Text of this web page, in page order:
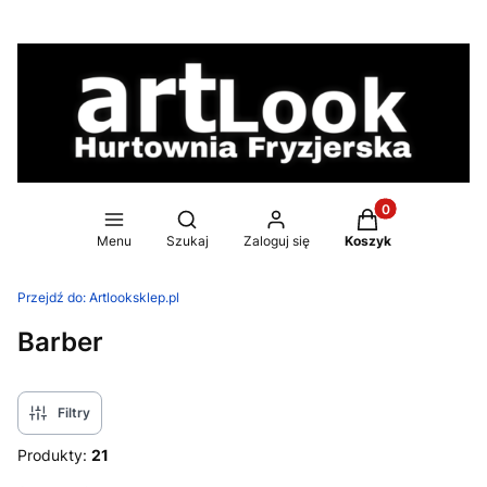
Menu
Otwórz wyszukiwarkę
Szukaj Zaloguj się
Produkty w
Koszyk
Przejdź do: Artlooksklep.pl
Barber
Filtry
Produkty: 21